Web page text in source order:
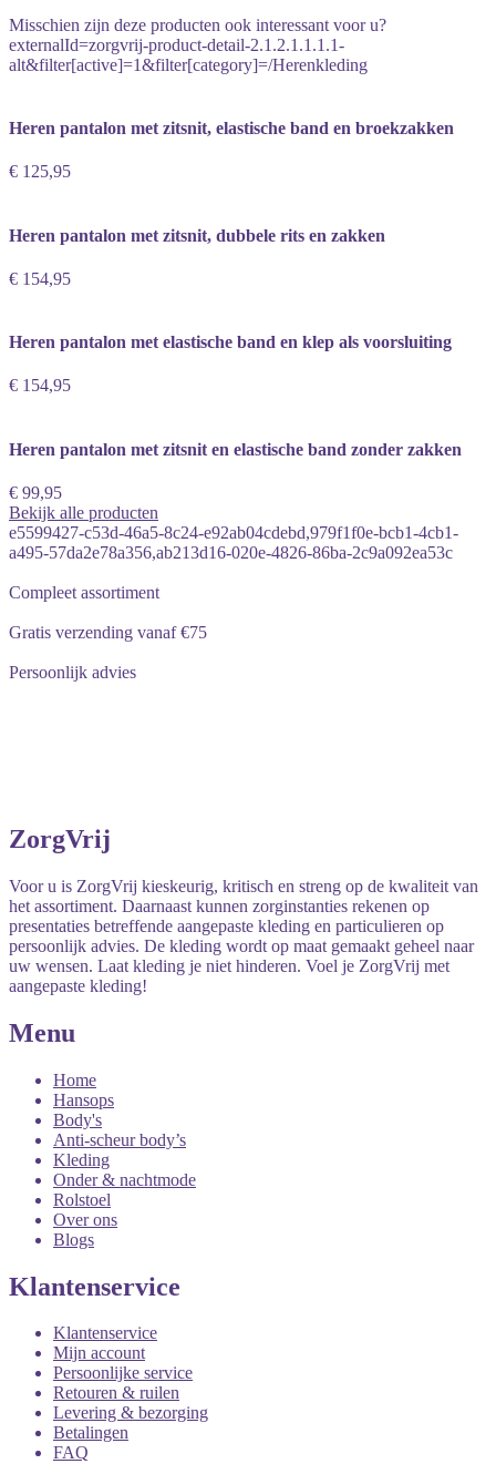
Misschien zijn deze producten ook interessant voor u?
externalId=zorgvrij-product-detail-2.1.2.1.1.1.1-
alt&filter[active]=1&filter[category]=/Herenkleding
Heren pantalon met zitsnit, elastische band en broekzakken
€ 125,95
Heren pantalon met zitsnit, dubbele rits en zakken
€ 154,95
Heren pantalon met elastische band en klep als voorsluiting
€ 154,95
Heren pantalon met zitsnit en elastische band zonder zakken
€ 99,95
Bekijk alle producten
e5599427-c53d-46a5-8c24-e92ab04cdebd,979f1f0e-bcb1-4cb1-
a495-57da2e78a356,ab213d16-020e-4826-86ba-2c9a092ea53c
Compleet assortiment
Gratis verzending vanaf €75
Persoonlijk advies
ZorgVrij
Voor u is ZorgVrij kieskeurig, kritisch en streng op de kwaliteit van
het assortiment. Daarnaast kunnen zorginstanties rekenen op
presentaties betreffende aangepaste kleding en particulieren op
persoonlijk advies. De kleding wordt op maat gemaakt geheel naar
uw wensen. Laat kleding je niet hinderen. Voel je ZorgVrij met
aangepaste kleding!
Menu
Home
Hansops
Body's
Anti-scheur body’s
Kleding
Onder & nachtmode
Rolstoel
Over ons
Blogs
Klantenservice
Klantenservice
Mijn account
Persoonlijke service
Retouren & ruilen
Levering & bezorging
Betalingen
FAQ